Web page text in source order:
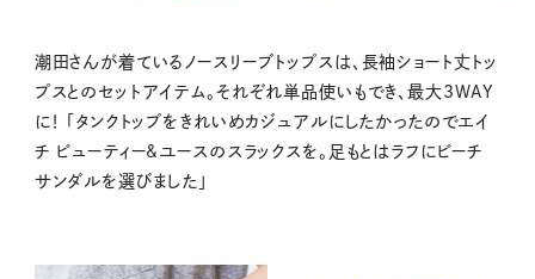
M
e
潮田さんが着ているノースリーブトップスは、長袖ショート丈トッ
プスとのセットアイテム。それぞれ単品使いもでき、最大3WAY
に！ 「タンクトップをきれいめカジュアルにしたかったのでエイ
チ ビューティー&ユースのスラックスを。足もとはラフにビーチ
サンダルを選びました」